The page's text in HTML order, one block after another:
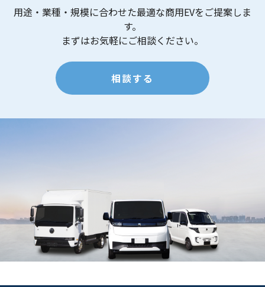
用途・業種・規模に合わせた最適な商用EVをご提案しま
す。
まずはお気軽にご相談ください。
相談する